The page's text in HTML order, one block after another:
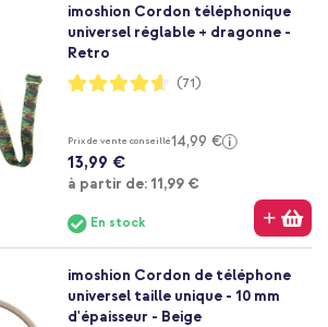
imoshion Cordon téléphonique
universel réglable + dragonne -
Retro
Notation:
92%
(71)
Prix de vente conseillé14,99 €
13,99 €
à partir de: À partir de
11,99 €
En stock
imoshion Cordon de téléphone
universel taille unique - 10 mm
d'épaisseur - Beige